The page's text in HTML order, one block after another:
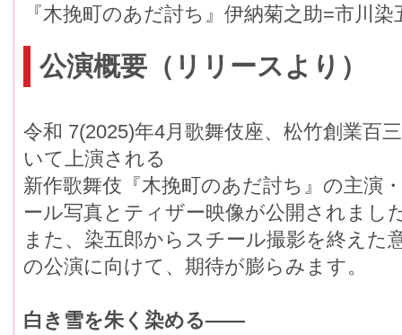
『木挽町のあだ討ち』伊納菊之助=市川
公演概要（リリースより）
令和 7(2025)年4月歌舞伎座、松竹創業百
いて上演される
新作歌舞伎『木挽町のあだ討ち』の主演
ール写真とティザー映像が公開されまし
また、染五郎からスチール撮影を終えた
の公演に向けて、期待が膨らみます。
白き雪を朱く染める――